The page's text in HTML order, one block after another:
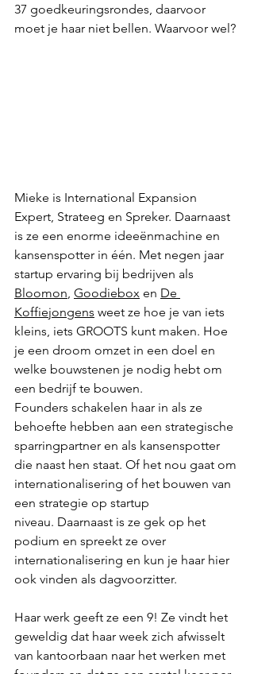
37 goedkeuringsrondes, daarvoor
moet je haar niet bellen. Waarvoor wel?
Mieke is International Expansion
Expert, Strateeg en Spreker. Daarnaast
is ze een enorme ideeënmachine en
kansenspotter in één. Met negen jaar
startup ervaring bij bedrijven als
Bloomon, Goodiebox en De
Koffiejongens weet ze hoe je van iets
kleins, iets GROOTS kunt maken. Hoe
je een droom omzet in een doel en
welke bouwstenen je nodig hebt om
een bedrijf te bouwen.
Founders schakelen haar in als ze
behoefte hebben aan een strategische
sparringpartner en als kansenspotter
die naast hen staat. Of het nou gaat om
internationalisering of het bouwen van
een strategie op startup
niveau. Daarnaast is ze gek op het
podium en spreekt ze over
internationalisering en kun je haar hier
ook vinden als dagvoorzitter.
Haar werk geeft ze een 9! Ze vindt het
geweldig dat haar week zich afwisselt
van kantoorbaan naar het werken met